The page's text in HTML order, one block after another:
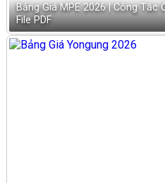
Bảng Giá MPE 2026 | Công Tắc
File PDF